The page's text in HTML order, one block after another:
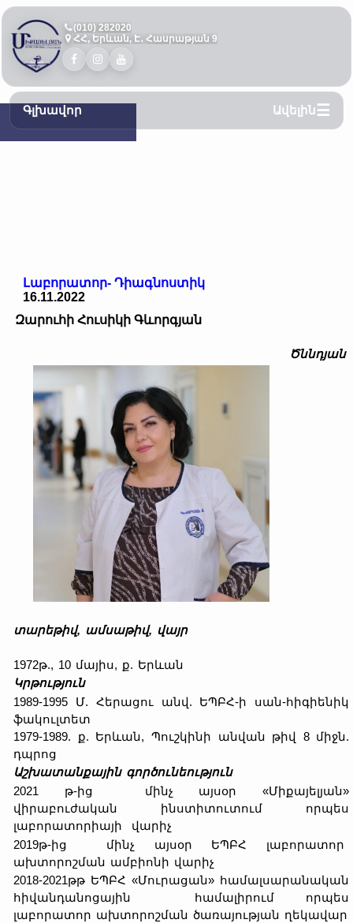
(010) 282020
ՀՀ, Երևան, Է․ Հասրաթյան 9
Գլխավոր Ավելին
Լաբորատոր- Դիագնոստիկ
16.11.2022
Զարուհի Հուսիկի Գևորգյան
Ծննդյան
տարեթիվ, ամսաթիվ, վայր
1972թ., 10 մայիս, ք. Երևան
Կրթություն
1989-1995 Մ. Հերացու անվ. ԵՊԲՀ-ի սան-հիգիենիկ
ֆակուլտետ
1979-1989. ք. Երևան, Պուշկինի անվան թիվ 8 միջն.
դպրոց
Աշխատանքային գործունեություն
2021 թ-ից մինչ այսօր «Միքայելյան»
վիրաբուժական ինստիտուտում որպես
լաբորատորիայի վարիչ
2019թ-ից մինչ այսօր ԵՊԲՀ լաբորատոր
ախտորոշման ամբիոնի վարիչ
2018-2021թթ ԵՊԲՀ «Մուրացան» համալսարանական
հիվանդանոցային համալիրում որպես
լաբորատոր ախտորոշման ծառայության ղեկավար